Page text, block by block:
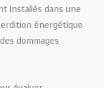
installés dans une
énergétique
dommages